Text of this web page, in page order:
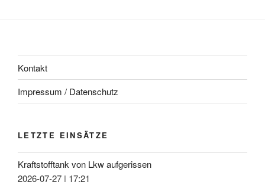
Kontakt
Impressum / Datenschutz
LETZTE EINSÄTZE
Kraftstofftank von Lkw aufgerissen
2026-07-27 | 17:21